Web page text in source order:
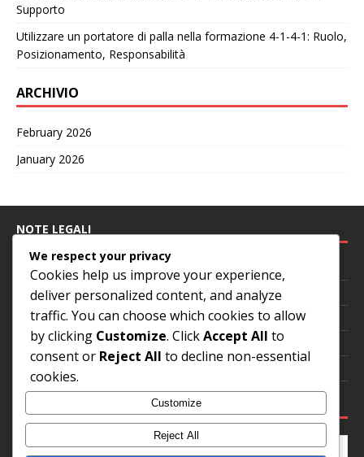
Supporto
Utilizzare un portatore di palla nella formazione 4-1-4-1: Ruolo,
Posizionamento, Responsabilità
ARCHIVIO
February 2026
January 2026
NOTE LEGALI
Preferenze sui cookie
Informativa sulla privacy
Accordo con l’utente
Contattaci
La nostra storia
We respect your privacy
Cookies help us improve your experience,
deliver personalized content, and analyze
traffic. You can choose which cookies to allow
by clicking Customize. ClickAccept All to
consent or Reject All to decline non-essential
cookies.
Customize
Reject All